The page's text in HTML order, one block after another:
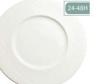
24-48H